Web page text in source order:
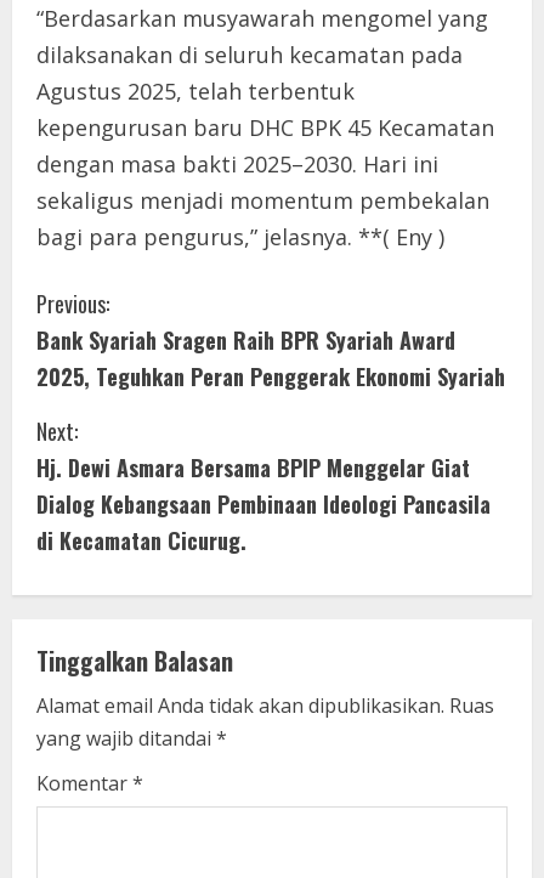
“Berdasarkan musyawarah mengomel yang
dilaksanakan di seluruh kecamatan pada
Agustus 2025, telah terbentuk
kepengurusan baru DHC BPK 45 Kecamatan
dengan masa bakti 2025–2030. Hari ini
sekaligus menjadi momentum pembekalan
bagi para pengurus,” jelasnya. **( Eny )
C
o
n
t
i
n
u
e
R
e
a
Previous:
Bank Syariah Sragen Raih BPR Syariah Award
2025, Teguhkan Peran Penggerak Ekonomi Syariah
Next:
Hj. Dewi Asmara Bersama BPIP Menggelar Giat
Dialog Kebangsaan Pembinaan Ideologi Pancasila
di Kecamatan Cicurug.
Tinggalkan Balasan
Alamat email Anda tidak akan dipublikasikan. Ruas
yang wajib ditandai *
Komentar*